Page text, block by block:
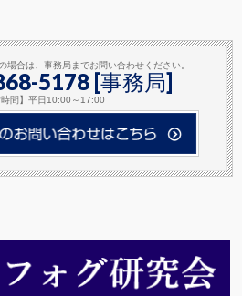
場合は、事務局までお問い合わせください。
5178 [事務局]
時間】平日10:00～17:00